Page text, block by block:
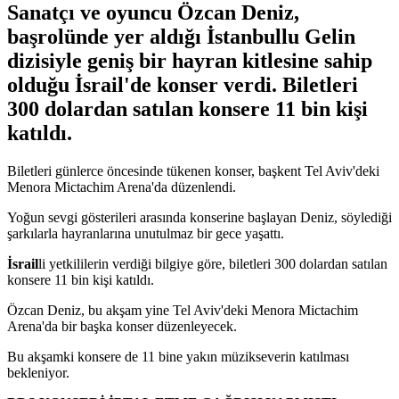
Sanatçı ve oyuncu Özcan Deniz,
başrolünde yer aldığı İstanbullu Gelin
dizisiyle geniş bir hayran kitlesine sahip
olduğu İsrail'de konser verdi. Biletleri
300 dolardan satılan konsere 11 bin kişi
katıldı.
Biletleri günlerce öncesinde tükenen konser, başkent Tel Aviv'deki
Menora Mictachim Arena'da düzenlendi.
Yoğun sevgi gösterileri arasında konserine başlayan Deniz, söylediği
şarkılarla hayranlarına unutulmaz bir gece yaşattı.
İsrailli yetkililerin verdiği bilgiye göre, biletleri 300 dolardan satılan
konsere 11 bin kişi katıldı.
Özcan Deniz, bu akşam yine Tel Aviv'deki Menora Mictachim
Arena'da bir başka konser düzenleyecek.
Bu akşamki konsere de 11 bine yakın müzikseverin katılması
bekleniyor.